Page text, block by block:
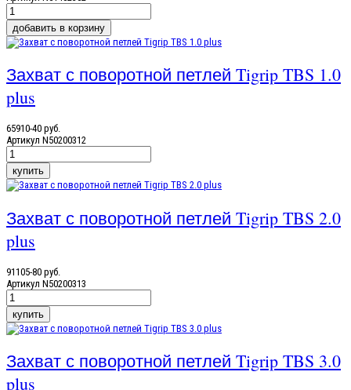
Захват с поворотной петлей Tigrip TBS 1.0
plus
65910-40 руб.
Артикул N50200312
Захват с поворотной петлей Tigrip TBS 2.0
plus
91105-80 руб.
Артикул N50200313
Захват с поворотной петлей Tigrip TBS 3.0
plus